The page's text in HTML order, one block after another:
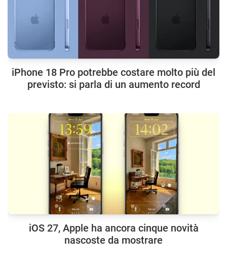
iPhone 18 Pro potrebbe costare molto più del
previsto: si parla di un aumento record
iOS 27, Apple ha ancora cinque novità
nascoste da mostrare